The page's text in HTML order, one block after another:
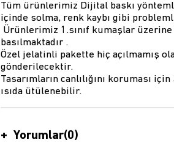
Tüm ürünlerimiz Dijital baskı
içinde solma, renk kaybı gibi
Ürünlerimiz 1.sınıf kumaşlar
basılmaktadır .
Özel jelatinli pakette hiç açılmamış
gönderilecektir.
Tasarımların canlılığını koruması
ısıda ütülenebilir.
Yorumlar(0)